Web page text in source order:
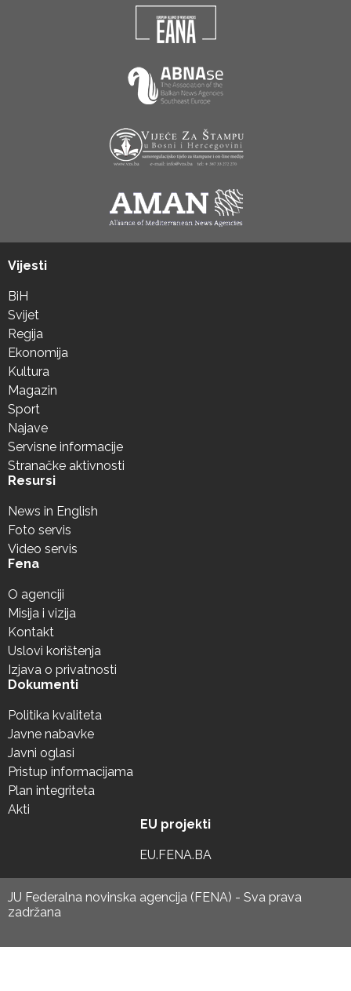
Vijesti
BiH
Svijet
Regija
Ekonomija
Kultura
Magazin
Sport
Najave
Servisne informacije
Stranačke aktivnosti
Resursi
News in English
Foto servis
Video servis
Fena
O agenciji
Misija i vizija
Kontakt
Uslovi korištenja
Izjava o privatnosti
Dokumenti
Politika kvaliteta
Javne nabavke
Javni oglasi
Pristup informacijama
Plan integriteta
Akti
EU projekti
EU.FENA.BA
JU Federalna novinska agencija (FENA) - Sva prava
zadržana